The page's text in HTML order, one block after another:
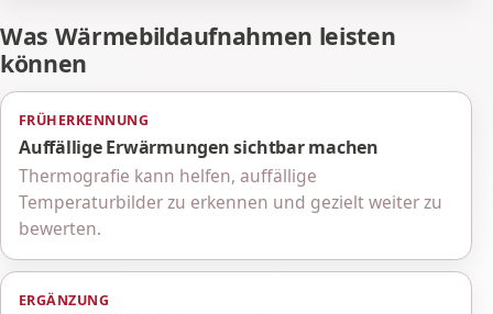
Was Wärmebildaufnahmen leisten
können
FRÜHERKENNUNG
Auffällige Erwärmungen sichtbar machen
Thermografie kann helfen, auffällige
Temperaturbilder zu erkennen und gezielt weiter zu
bewerten.
ERGÄNZUNG